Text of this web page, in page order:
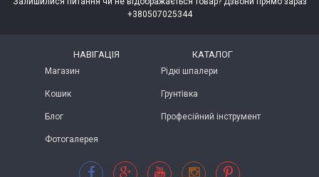
+380507025344
НАВІГАЦІЯ
Магазин
Кошик
Блог
Фотогалерея
КАТАЛОГ
Рідкі шпалери
Грунтівка
Професійний інструмент